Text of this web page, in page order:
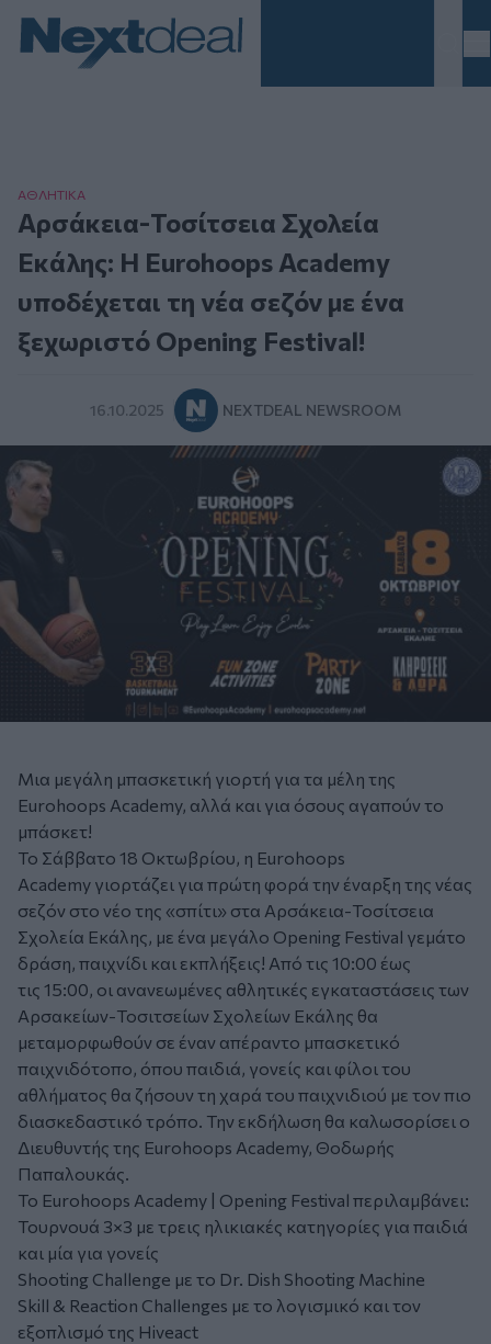
ΑΘΛΗΤΙΚA
Αρσάκεια-Τοσίτσεια Σχολεία
Εκάλης: Η Eurohoops Academy
υποδέχεται τη νέα σεζόν με ένα
ξεχωριστό Opening Festival!
16.10.2025 NEXTDEAL NEWSROOM
Μια μεγάλη μπασκετική γιορτή για τα μέλη της
Eurohoops Academy, αλλά και για όσους αγαπούν το
μπάσκετ!
Το Σάββατο 18 Οκτωβρίου, η Eurohoops
Academy γιορτάζει για πρώτη φορά την έναρξη της νέας
σεζόν στο νέο της «σπίτι» στα Αρσάκεια-Τοσίτσεια
Σχολεία Εκάλης, με ένα μεγάλο Opening Festival γεμάτο
δράση, παιχνίδι και εκπλήξεις! Από τις 10:00 έως
τις 15:00, οι ανανεωμένες αθλητικές εγκαταστάσεις των
Αρσακείων-Τοσιτσείων Σχολείων Εκάλης θα
μεταμορφωθούν σε έναν απέραντο μπασκετικό
παιχνιδότοπο, όπου παιδιά, γονείς και φίλοι του
αθλήματος θα ζήσουν τη χαρά του παιχνιδιού με τον πιο
διασκεδαστικό τρόπο. Την εκδήλωση θα καλωσορίσει ο
Διευθυντής της Eurohoops Academy, Θοδωρής
Παπαλουκάς.
Το Eurohoops Academy | Opening Festival περιλαμβάνει:
Τουρνουά 3×3 με τρεις ηλικιακές κατηγορίες για παιδιά
και μία για γονείς
Shooting Challenge με το Dr. Dish Shooting Machine
Skill & Reaction Challenges με το λογισμικό και τον
εξοπλισμό της Hiveact